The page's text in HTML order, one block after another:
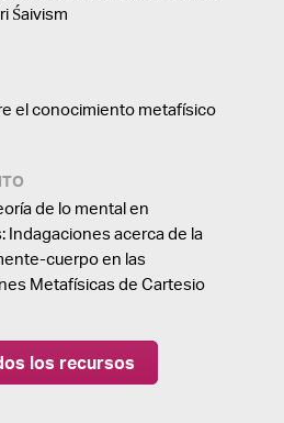
Śaivism
el conocimiento metafísico
de lo mental en
Indagaciones acerca de la
cuerpo en las
Metafísicas de Cartesio
los recursos